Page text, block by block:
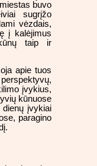
buvo
sugrįžo
vėzdais,
į kalėjimus
taip ir
apie tuos
įvykius,
kūnuose
įvykiai
paragino